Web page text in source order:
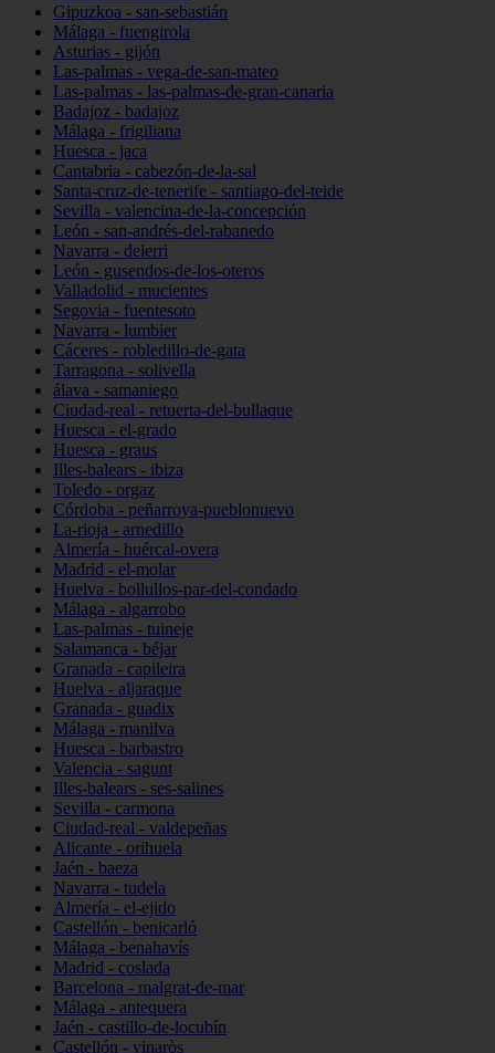
Gipuzkoa - san-sebastián
Málaga - fuengirola
Asturias - gijón
Las-palmas - vega-de-san-mateo
Las-palmas - las-palmas-de-gran-canaria
Badajoz - badajoz
Málaga - frigiliana
Huesca - jaca
Cantabria - cabezón-de-la-sal
Santa-cruz-de-tenerife - santiago-del-teide
Sevilla - valencina-de-la-concepción
León - san-andrés-del-rabanedo
Navarra - deierri
León - gusendos-de-los-oteros
Valladolid - mucientes
Segovia - fuentesoto
Navarra - lumbier
Cáceres - robledillo-de-gata
Tarragona - solivella
álava - samaniego
Ciudad-real - retuerta-del-bullaque
Huesca - el-grado
Huesca - graus
Illes-balears - ibiza
Toledo - orgaz
Córdoba - peñarroya-pueblonuevo
La-rioja - arnedillo
Almería - huércal-overa
Madrid - el-molar
Huelva - bollullos-par-del-condado
Málaga - algarrobo
Las-palmas - tuineje
Salamanca - béjar
Granada - capileira
Huelva - aljaraque
Granada - guadix
Málaga - manilva
Huesca - barbastro
Valencia - sagunt
Illes-balears - ses-salines
Sevilla - carmona
Ciudad-real - valdepeñas
Alicante - orihuela
Jaén - baeza
Navarra - tudela
Almería - el-ejido
Castellón - benicarló
Málaga - benahavís
Madrid - coslada
Barcelona - malgrat-de-mar
Málaga - antequera
Jaén - castillo-de-locubín
Castellón - vinaròs